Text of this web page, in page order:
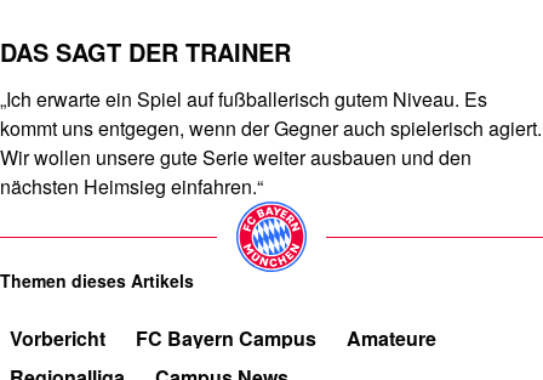
DAS SAGT DER TRAINER
„Ich erwarte ein Spiel auf fußballerisch gutem Niveau. Es
kommt uns entgegen, wenn der Gegner auch spielerisch agiert.
Wir wollen unsere gute Serie weiter ausbauen und den
nächsten Heimsieg einfahren.“
Themen dieses Artikels
Vorbericht FC Bayern Campus
Amateure